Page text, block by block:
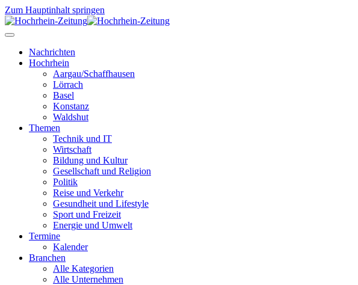
Zum Hauptinhalt springen
Nachrichten
Hochrhein
Aargau/Schaffhausen
Lörrach
Basel
Konstanz
Waldshut
Themen
Technik und IT
Wirtschaft
Bildung und Kultur
Gesellschaft und Religion
Politik
Reise und Verkehr
Gesundheit und Lifestyle
Sport und Freizeit
Energie und Umwelt
Termine
Kalender
Branchen
Alle Kategorien
Alle Unternehmen